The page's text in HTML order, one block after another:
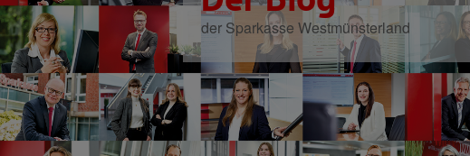
der Sparkasse Westmünsterland